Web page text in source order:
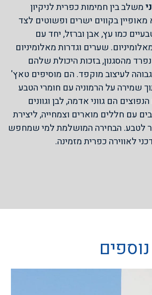
משלב בין חמימות כפרית לניקיון
מאופיין בקווים ישרים ופשוטים לצד
כמו עץ, אבן וברזל, יחד עם
שערים וגדרות מאלומיניום
מהסגנון, בזכות היכולת שלהם
לעיצוב מוקפד. הם מוסיפים טאץ'
שמירה על הרמוניה עם חומרי הטבע
הם גווני אדמה, לבן וגוונים
עם חללים מוארים וצמחייה, ליצירת
לטבע. הבחירה המושלמת למי שמחפש
לאווירה כפרית מזמינה.
נוספים